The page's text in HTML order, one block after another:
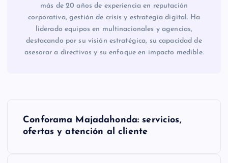
más de 20 años de experiencia en reputación
corporativa, gestión de crisis y estrategia digital. Ha
liderado equipos en multinacionales y agencias,
destacando por su visión estratégica, su capacidad de
asesorar a directivos y su enfoque en impacto medible.
Conforama Majadahonda: servicios,
ofertas y atención al cliente